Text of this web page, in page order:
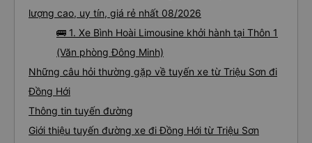
lượng cao, uy tín, giá rẻ nhất 08/2026
🚌 1. Xe Bình Hoài Limousine khởi hành tại Thôn 1
(Văn phòng Đông Minh)
Những câu hỏi thường gặp về tuyến xe từ Triệu Sơn đi
Đồng Hới
Thông tin tuyến đường
Giới thiệu tuyến đường xe đi Đồng Hới từ Triệu Sơn